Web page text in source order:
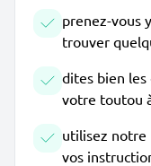
prenez-vous
trouver
dites bien les
votre toutou
utilisez notre
vos